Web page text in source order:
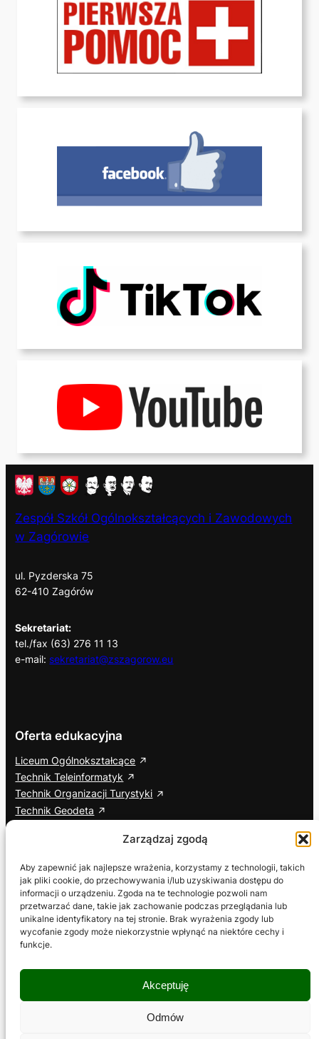
Zarządzaj zgodą
Aby zapewnić jak najlepsze wrażenia, korzystamy z technologii, takich
jak pliki cookie, do przechowywania i/lub uzyskiwania dostępu do
informacji o urządzeniu. Zgoda na te technologie pozwoli nam
przetwarzać dane, takie jak zachowanie podczas przeglądania lub
unikalne identyfikatory na tej stronie. Brak wyrażenia zgody lub
wycofanie zgody może niekorzystnie wpłynąć na niektóre cechy i
funkcje.
Akceptuję
Odmów
Zespół Szkół Ogólnokształcących i Zawodowych
w Zagórowie
ul. Pyzderska 75
62-410 Zagórów
Sekretariat:
tel./fax (63) 276 11 13
e-mail: sekretariat@zszagorow.eu
Oferta edukacyjna
Liceum Ogólnokształcące
Technik Teleinformatyk
Technik Organizacji Turystyki
Technik Geodeta
Cisco Networking Academy
Informacje dodatkowe
ETR – Tekst łatwy do czytania
Deklaracja dostępności
Wniosek o zapewnienie dostępności
Polityka prywatności
Regulamin serwisu
Social media
Facebook
YouTube